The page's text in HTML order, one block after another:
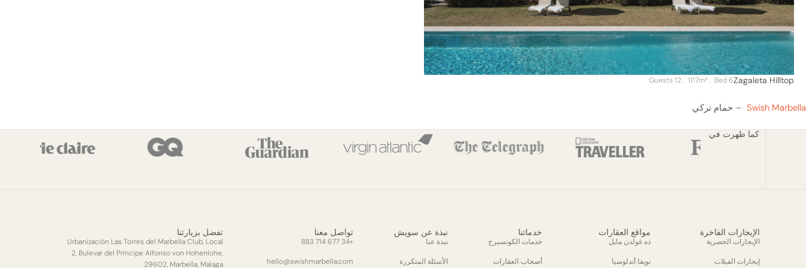
Zagaleta Hilltop
6 Bed
. 1117m²
. 12 Guests
Swish Marbella حمام تركي
كما ظهرت في
الإيجارات الفاخرة
الإيجارات الحصرية
إيجارات الفيلات
مواقع العقارات
ذه غولدن مايل
نويفا أندلوسيا
خدماتنا
خدمات الكونسيرج
أصحاب العقارات
نبذة عن سويش
نبذة عنا
الأسئلة المتكررة
تواصل معنا
+34 677 714 883
hello@swishmarbella.com
تفضل بزيارتنا
Urbanización Las Torres del Marbella Club, Local
2, Bulevar del Príncipe Alfonso von Hohenlohe,
29602, Marbella, Malaga